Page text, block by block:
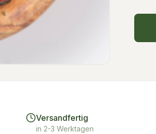
Versandfertig
in 2-3 Werktagen